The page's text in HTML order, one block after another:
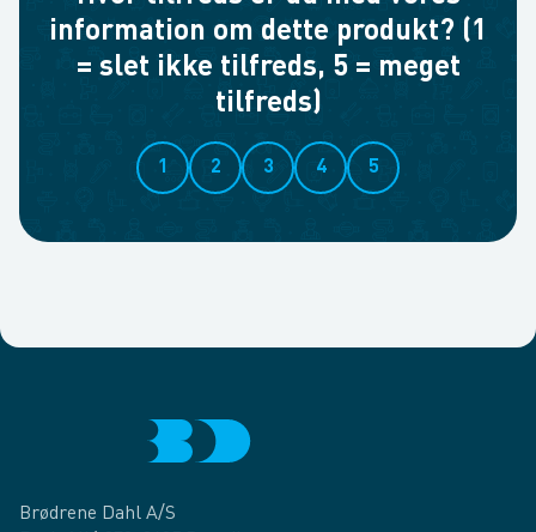
information om dette produkt? (1
= slet ikke tilfreds, 5 = meget
tilfreds)
1 2 3 4 5
Brødrene Dahl A/S